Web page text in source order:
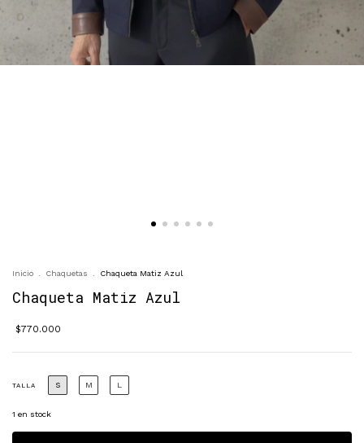
Inicio Chaquetas Chaqueta Matiz Azul
Chaqueta Matiz Azul
$770.000
TALLA S M L
1 en stock